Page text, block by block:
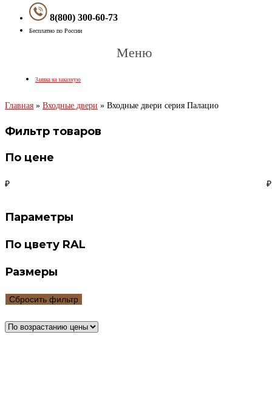
8(800) 300-60-73
Бесплатно по России
Меню
Заявка на заказную
Главная » Входные двери » Входные двери серия Палацио
Фильтр товаров
По цене
₽ ₽
Параметры
По цвету RAL
Размеры
Сбросить фильтр